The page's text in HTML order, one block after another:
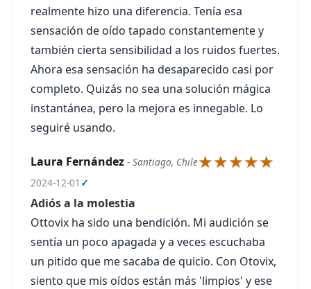
realmente hizo una diferencia. Tenía esa
sensación de oído tapado constantemente y
también cierta sensibilidad a los ruidos fuertes.
Ahora esa sensación ha desaparecido casi por
completo. Quizás no sea una solución mágica
instantánea, pero la mejora es innegable. Lo
seguiré usando.
Laura Fernández - Santiago, Chile★★★★★
2024-12-01 ✓
Adiós a la molestia
Ottovix ha sido una bendición. Mi audición se
sentía un poco apagada y a veces escuchaba
un pitido que me sacaba de quicio. Con Otovix,
siento que mis oídos están más 'limpios' y ese